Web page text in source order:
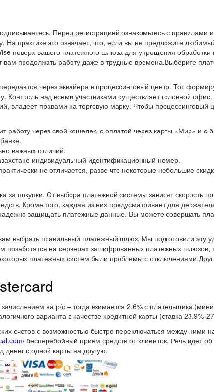
Перед регистрацией ознакомьтесь с
практике это означает, что, если вы не предложите
поверх вашего платежного шлюза для упрощения обработки
продолжать работу даже в трудные времена.Выберите
через эквайера в процессинговый центр. Тот
Контроль над всеми участниками оуществляет головной
владеет правами на торговую марку. Чтобы процессинговый
работу через свой кошелек, с оплатой через карты «Мир» и с
важных отличий.
индивидуальный идентификационный номер.
не отличается, разве что некоторые небольшие
за покупки. От выбора платежной системы зависят скорость
Кроме того, каждая из них предусматривает для
защищать платежные данные. Вы можете совершать
выбрать правильный платежный шлюз. Мы подготовили эту
на серверах зашифрованных платежных шлюзов,
платежных систем были проблемы с
на р/с – тогда взимается 2,6% с плательщика
варианта в качестве кредитной карты (ставка 23.9%-
счетов с возможностью быстро переключаться между ними
бесперебойный прием средств от клиентов. Речь идет
денег с одной карты на другую.